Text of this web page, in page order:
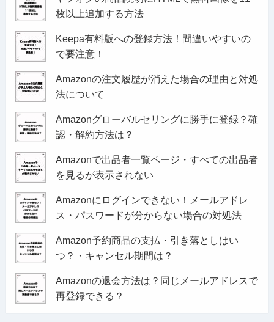
枚以上追加する方法
Keepa有料版への登録方法！間違いやすいの
で要注意！
Amazonの注文履歴が消えた場合の理由と対処
法について
Amazonグローバルセリングに勝手に登録？確
認・解約方法は？
Amazonで出品者一覧ページ・すべての出品者
を見るが表示されない
Amazonにログインできない！メールアドレ
ス・パスワードが分からない場合の対処法
Amazon予約商品の支払・引き落としはい
つ？・キャンセル期間は？
Amazonの退会方法は？同じメールアドレスで
再登録できる？